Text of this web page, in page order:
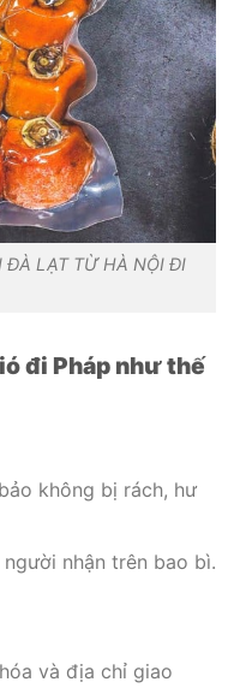
ĐÀ LẠT TỪ HÀ NỘI ĐI
đi Pháp như thế
không bị rách, hư
nhận trên bao bì.
và địa chỉ giao